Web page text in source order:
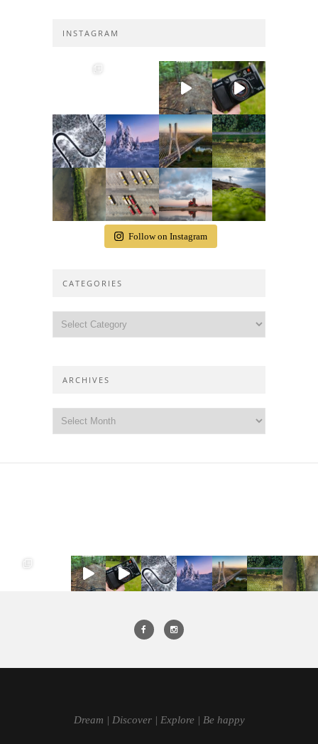
INSTAGRAM
Follow on Instagram
CATEGORIES
ARCHIVES
Dream | Discover | Explore | Be happy